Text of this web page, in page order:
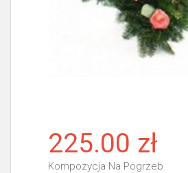
225.00 zł
Kompozycja Na Pogrzeb